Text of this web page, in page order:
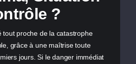
?
tout proche de la catastrophe
grâce à une maîtrise toute
jours. Si le danger immédiat